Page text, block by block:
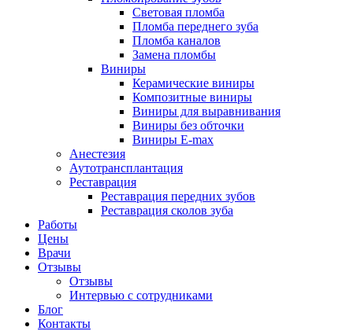
Световая пломба
Пломба переднего зуба
Пломба каналов
Замена пломбы
Виниры
Керамические виниры
Композитные виниры
Виниры для выравнивания
Виниры без обточки
Виниры E-max
Анестезия
Аутотрансплантация
Реставрация
Реставрация передних зубов
Реставрация сколов зуба
Работы
Цены
Врачи
Отзывы
Отзывы
Интервью с сотрудниками
Блог
Контакты